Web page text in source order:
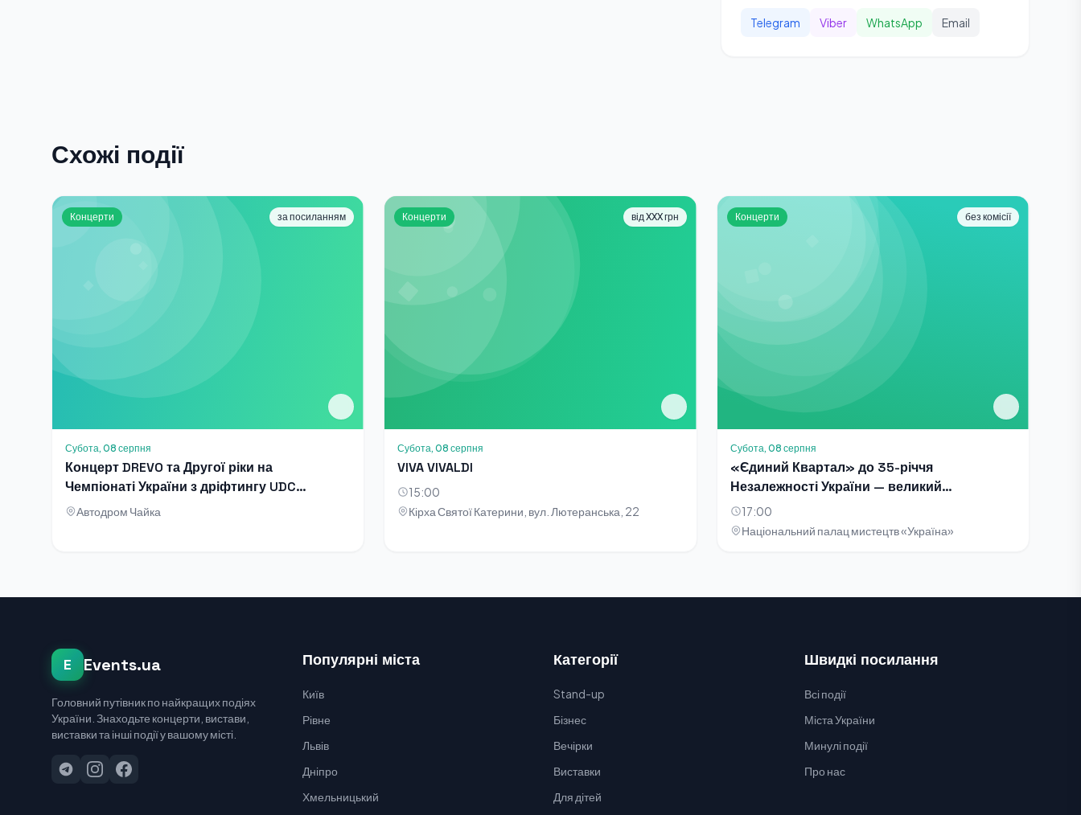
Telegram Viber WhatsApp Email
Схожі події
Концерти за посиланням
Субота, 08 серпня
Концерт DREVO та Другої ріки на
Чемпіонаті України з дріфтингу UDC
2026
Автодром Чайка
Концерти від XXX грн
Субота, 08 серпня
VIVA VIVALDI
15:00
Кірха Святої Катерини, вул. Лютеранська, 22
Концерти без комісії
Субота, 08 серпня
«Єдиний Квартал» до 35-річчя
Незалежності України — великий
благодійний концерт-телезйомка
17:00
Національний палац мистецтв «Україна»
E Events.ua
Головний путівник по найкращих подіях
України. Знаходьте концерти, вистави,
виставки та інші події у вашому місті.
Популярні міста
Київ
Рівне
Львів
Дніпро
Хмельницький
Категорії
Stand-up
Бізнес
Вечірки
Виставки
Для дітей
Швидкі посилання
Всі події
Міста України
Минулі події
Про нас